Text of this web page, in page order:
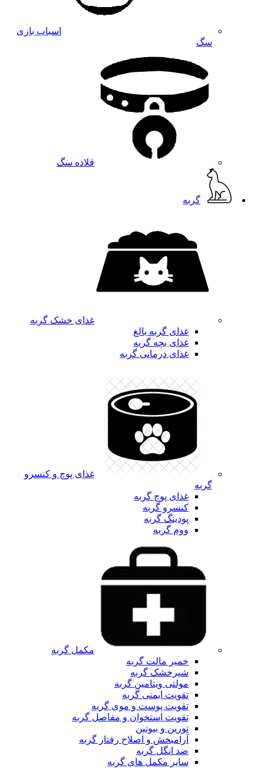
اسباب بازی
سگ
قلاده سگ
گربه
غذای خشک گربه
غذای گربه بالغ
غذای بچه گربه
غذای درمانی گربه
غذای پوچ و کنسرو
گربه
غذای پوچ گربه
کنسرو گربه
پودینگ گربه
ووم گربه
مکمل گربه
خمیر مالت گربه
شیرخشک گربه
مولتی ویتامین گربه
تقویت ایمنی گربه
تقویت پوست و موی گربه
تقویت استخوان و مفاصل گربه
تورین و بیوتین
آرامبخش و اصلاح رفتار گربه
ضد انگل گربه
سایر مکمل های گربه